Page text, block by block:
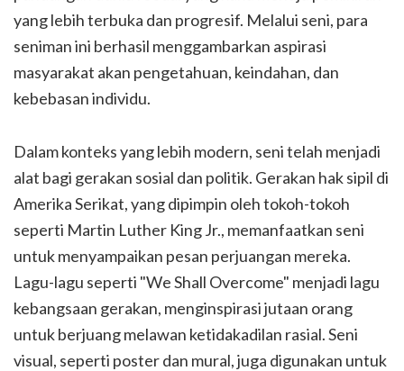
yang lebih terbuka dan progresif. Melalui seni, para
seniman ini berhasil menggambarkan aspirasi
masyarakat akan pengetahuan, keindahan, dan
kebebasan individu.
Dalam konteks yang lebih modern, seni telah menjadi
alat bagi gerakan sosial dan politik. Gerakan hak sipil di
Amerika Serikat, yang dipimpin oleh tokoh-tokoh
seperti Martin Luther King Jr., memanfaatkan seni
untuk menyampaikan pesan perjuangan mereka.
Lagu-lagu seperti "We Shall Overcome" menjadi lagu
kebangsaan gerakan, menginspirasi jutaan orang
untuk berjuang melawan ketidakadilan rasial. Seni
visual, seperti poster dan mural, juga digunakan untuk